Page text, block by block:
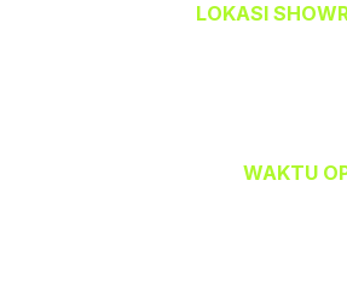
LOKASI
WAKTU